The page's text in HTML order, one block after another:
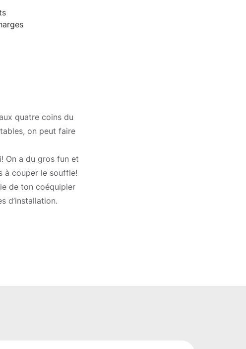
quatre coins du
on peut faire
On a du gros fun et
à couper le souffle!
de ton coéquipier
d’installation.